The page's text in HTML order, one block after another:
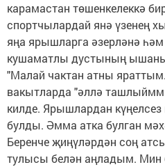
карамастан төшенкелеккә
спортчылардай янә үзенең
яңа ярышларга әзерләнә
кушаматлы дустының
"Малай чактан атны
вакытларда "әллә
килде. Ярышлардан күңелсез
булды. Әмма атка булган
Беренче җиңүләрдән соң
тулысы белән аңладым. Мин